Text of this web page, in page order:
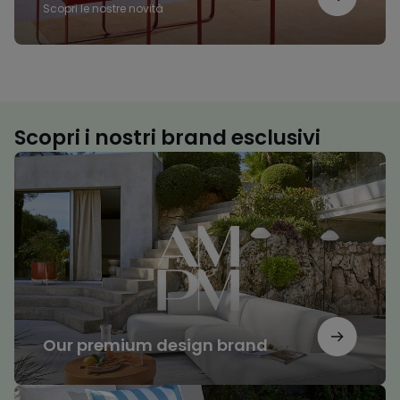
Scopri le nostre novità
Scopri i nostri brand esclusivi
Our premium design brand
Our
design
brand
Il